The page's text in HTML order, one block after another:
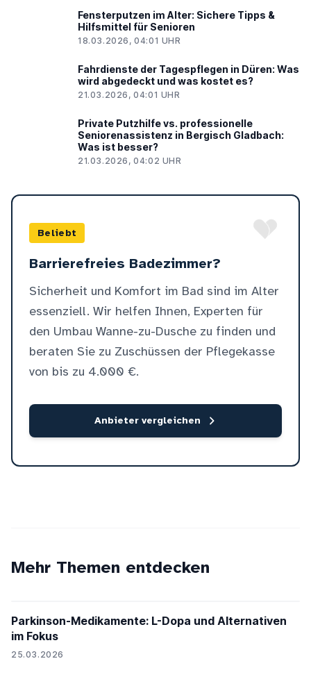
Fensterputzen im Alter: Sichere Tipps &
Hilfsmittel für Senioren
18.03.2026, 04:01 UHR
Fahrdienste der Tagespflegen in Düren: Was
wird abgedeckt und was kostet es?
21.03.2026, 04:01 UHR
Private Putzhilfe vs. professionelle
Seniorenassistenz in Bergisch Gladbach:
Was ist besser?
21.03.2026, 04:02 UHR
Beliebt
Barrierefreies Badezimmer?
Sicherheit und Komfort im Bad sind im Alter
essenziell. Wir helfen Ihnen, Experten für
den Umbau Wanne-zu-Dusche zu finden und
beraten Sie zu Zuschüssen der Pflegekasse
von bis zu 4.000 €.
Anbieter vergleichen
Mehr Themen entdecken
Parkinson-Medikamente: L-Dopa und Alternativen
im Fokus
25.03.2026